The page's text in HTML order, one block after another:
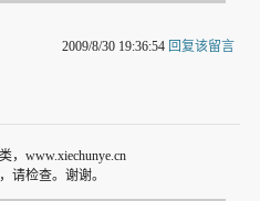
2009/8/30 19:36:54 回复该留言
，www.xiechunye.cn
请检查。谢谢。